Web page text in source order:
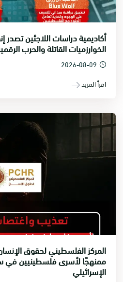
أكاديمية دراسات اللاجئين
الخوارزميات القاتلة والحرب
2026-08-09
اقرأ المزيد
المركز الفلسطيني لحقوق
ممنهجًا لأسرى فلسطينيين في
الإسرائيلي